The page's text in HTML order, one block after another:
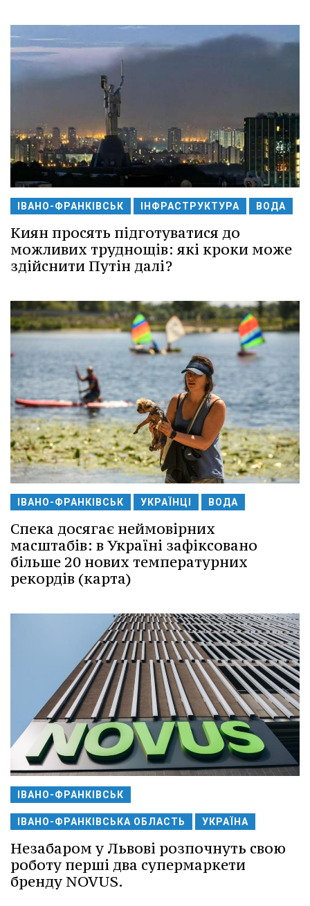
ІВАНО-ФРАНКІВСЬК ІНФРАСТРУКТУРА ВОДА
Киян просять підготуватися до
можливих труднощів: які кроки може
здійснити Путін далі?
ІВАНО-ФРАНКІВСЬК УКРАЇНЦІ ВОДА
Спека досягає неймовірних
масштабів: в Україні зафіксовано
більше 20 нових температурних
рекордів (карта)
ІВАНО-ФРАНКІВСЬК
ІВАНО-ФРАНКІВСЬКА ОБЛАСТЬ УКРАЇНА
Незабаром у Львові розпочнуть свою
роботу перші два супермаркети
бренду NOVUS.